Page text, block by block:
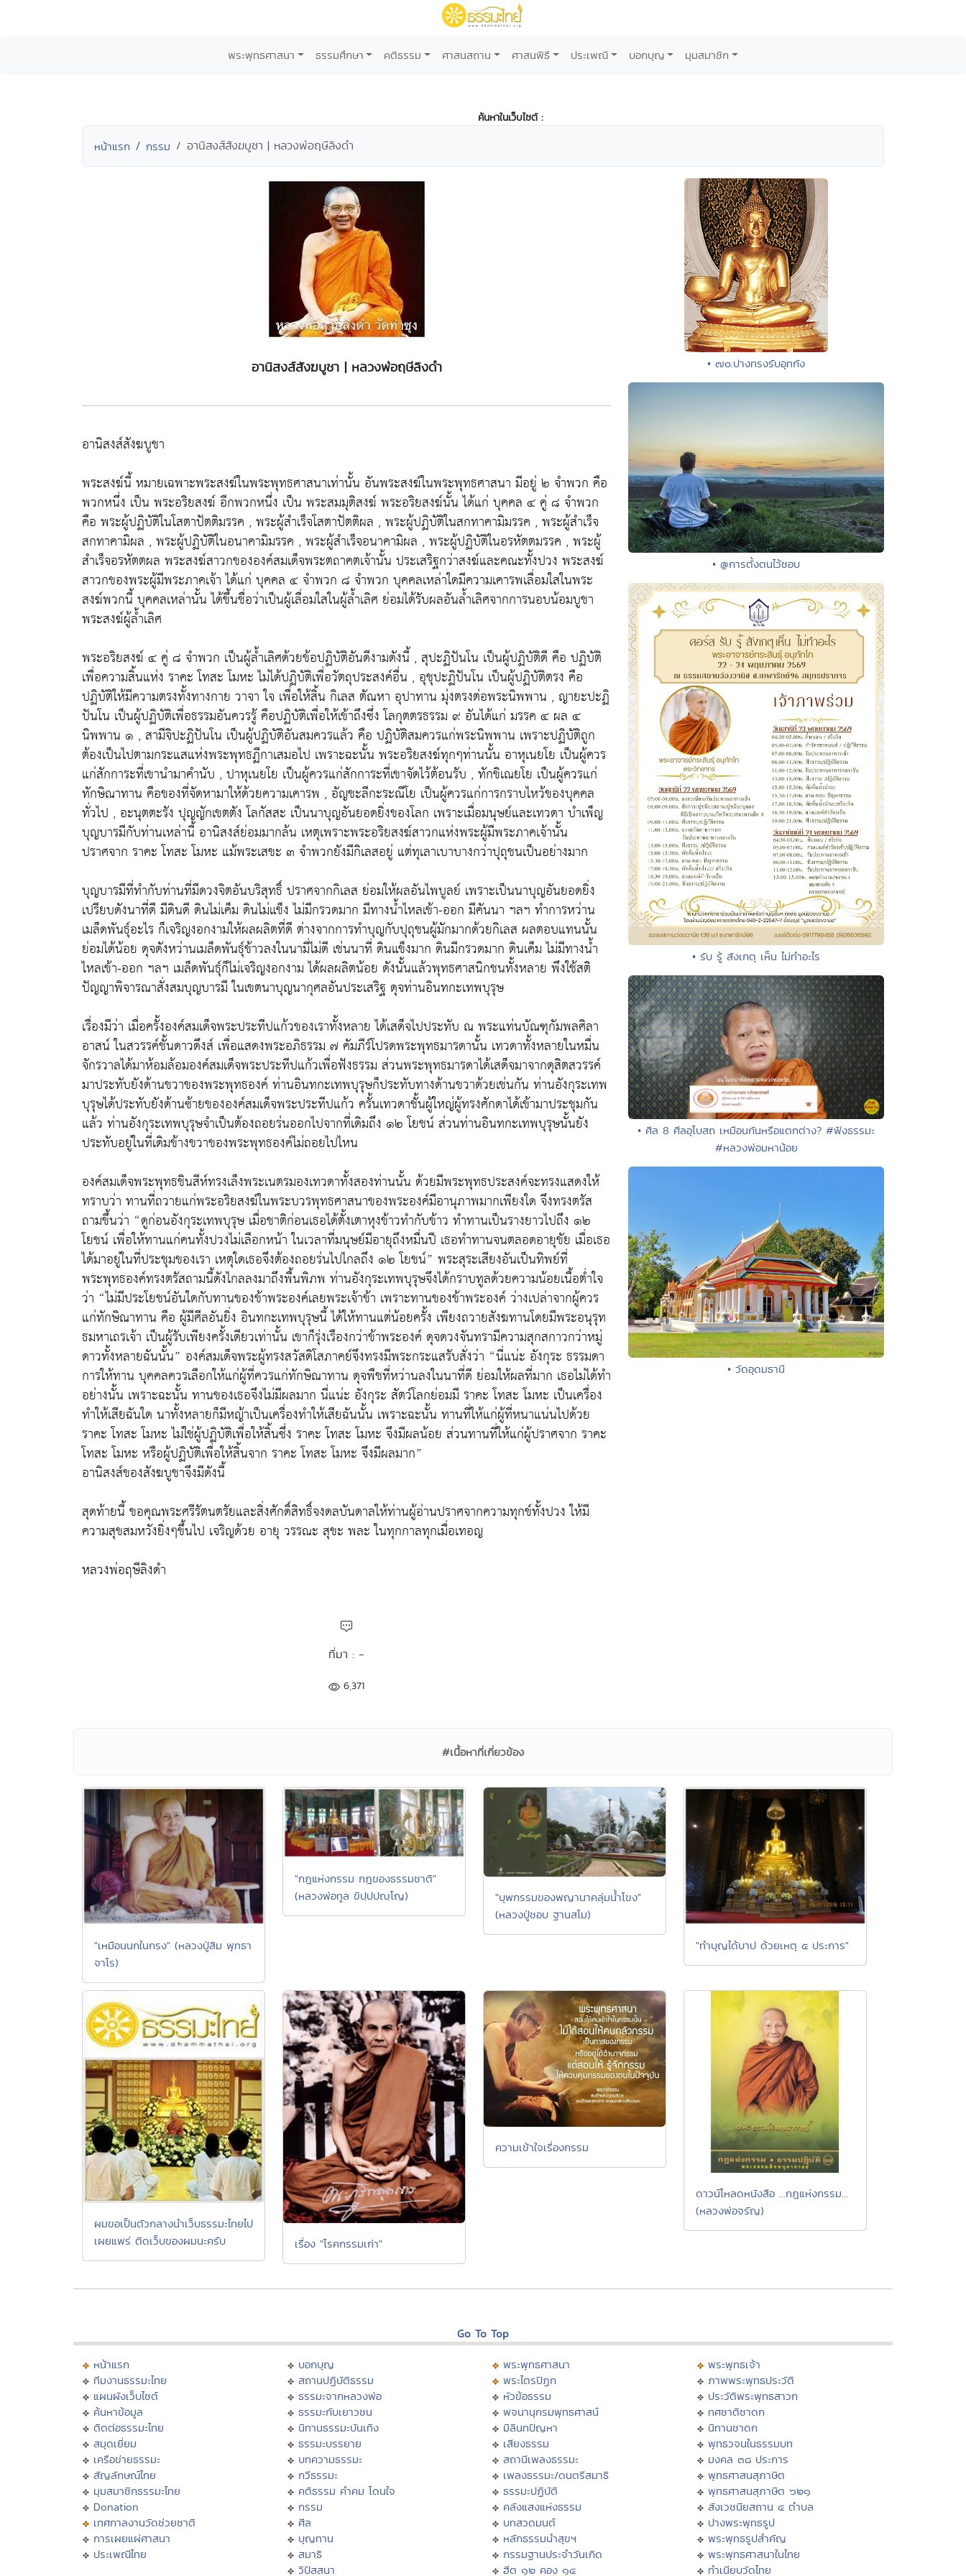
พระพุทธศาสนา ธรรมศึกษา คติธรรม ศาสนสถาน ศาสนพิธี ประเพณี บอกบุญ มุมสมาชิก
ค้นหาในเว็บไซต์ :
หน้าแรก กรรม อานิสงส์สังฆบูชา | หลวงพ่อฤษีลิงดำ
อานิสงส์สังฆบูชา | หลวงพ่อฤษีลิงดำ
อานิสงส์สังฆบูชา
พระสงฆ์นี้ หมายเฉพาะพระสงฆ์ในพระพุทธศาสนาเท่านั้น อันพระสงฆ์ในพระพุทธศาสนา มีอยู่ ๒ จำพวก คือ
พวกหนึ่ง เป็น พระอริยสงฆ์ อีกพวกหนึ่ง เป็น พระสมมุติสงฆ์ พระอริยสงฆ์นั้น ได้แก่ บุคคล ๔ คู่ ๘ จำพวก
คือ พระผู้ปฏิบัติในโสตาปัตติมรรค , พระผู้สำเร็จโสตาปัตติผล , พระผู้ปฏิบัติในสกทาคามิมรรค , พระผู้สำเร็จ
สกทาคามิผล , พระผู้ปฏิบัติในอนาคามิมรรค , พระผู้สำเร็จอนาคามิผล , พระผู้ปฏิบัติในอรหัตตมรรค , พระผู้
สำเร็จอรหัตตผล พระสงฆ์สาวกขององค์สมเด็จพระตถาคตเจ้านั้น ประเสริฐกว่าสงฆ์และคณะทั้งปวง พระสงฆ์
สาวกของพระผู้มีพระภาคเจ้า ได้แก่ บุคคล ๔ จำพวก ๘ จำพวก บุคคลเหล่าใดมีความเคารพเลื่อมใสในพระ
สงฆ์พวกนี้ บุคคลเหล่านั้น ได้ขึ้นชื่อว่าเป็นผู้เลื่อมใสในผู้ล้ำเลิศ ย่อมได้รับผลอันล้ำเลิศจากการนอบน้อมบูชา
พระสงฆ์ผู้ล้ำเลิศ
พระอริยสงฆ์ ๔ คู่ ๘ จำพวก เป็นผู้ล้ำเลิศด้วยข้อปฏิบัติอันดีงามดังนี้ , สุปะฏิปันโน เป็นผู้ปฏิบัติดี คือ ปฏิบัติ
เพื่อความสิ้นแห่ง ราคะ โทสะ โมหะ ไม่ได้ปฏิบัติเพื่อวัตถุประสงค์อื่น , อุชุปะฏิปันโน เป็นผู้ปฏิบัติตรง คือ
ปฏิบัติให้มีความตรงทั้งทางกาย วาจา ใจ เพื่อให้สิ้น กิเลส ตัณหา อุปาทาน มุ่งตรงต่อพระนิพพาน , ญายะปะฏิ
ปันโน เป็นผู้ปฏิบัติเพื่อธรรมอันควรรู้ คือปฏิบัติเพื่อให้เข้าถึงซึ่ง โลกุตตรธรรม ๙ อันได้แก่ มรรค ๔ ผล ๔
นิพพาน ๑ , สามีจิปะฏิปันโน เป็นผู้ปฏิบัติอันสมควรแล้ว คือ ปฏิบัติสมควรแก่พระนิพพาน เพราะปฏิบัติถูก
ต้องเป็นไปตามกระแสแห่งพระพุทธฏีกาเสมอไป เพราะฉะนั้น พระอริยสงฆ์ทุกๆท่านนั้น อาหุเนยโย เป็นผู้ควร
แก่สักการะที่เขานำมาคำนับ , ปาหุเนยโย เป็นผู้ควรแก่สักการะที่เขาจัดไว้ต้อนรับ , ทักขิเณยโย เป็นผู้ควรแก่
ทักษิณาทาน คือของที่จัดหามาให้ด้วยความเคารพ , อัญชะลีกะระณีโย เป็นผู้ควรแก่การกราบไหว้ของบุคคล
ทั่วไป , อะนุตตะรัง ปุญญักเขตตัง โลกัสสะ เป็นนาบุญอันยอดยิ่งของโลก เพราะเมื่อมนุษย์และเทวดา บำเพ็ญ
บุญบารมีกับท่านเหล่านี้ อานิสงส์ย่อมมากล้น เหตุเพราะพระอริยสงฆ์สาวกแห่งพระผู้มีพระภาคเจ้านั้น
ปราศจาก ราคะ โทสะ โมหะ แม้พระเสขะ ๓ จำพวกยังมีกิเลสอยู่ แต่ทุเลาเบาบางกว่าปุถุชนเป็นอย่างมาก
บุญบารมีที่ทำกับท่านที่มีดวงจิตอันบริสุทธิ์ ปราศจากกิเลส ย่อมให้ผลอันไพบูลย์ เพราะเป็นนาบุญอันยอดยิ่ง
เปรียบดังนาที่ดี มีดินดี ดินไม่เค็ม ดินไม่แข็ง ไม่มีกรวดมาก มีทางน้ำไหลเข้า-ออก มีคันนา ฯลฯ ทำการหว่าน
เมล็ดพันธุ์อะไร ก็เจริญงอกงามให้ผลผลิตที่ดี ต่างจากการทำบุญกับปุถุชนผู้มักมากด้วยกิเลส ผลตอบแทนนั้น
ย่อมได้น้อย ดุจดังหว่านเมล็ดพันธุ์ข้าวลงในนามี่ไม่ดี เช่นนาที่ ดินแข็งมาก ดินมีกรวดมาก ดินเค็ม ไม่มีทางน้ำ
ไหลเข้า-ออก ฯลฯ เมล็ดพันธุ์ก็ไม่เจริญงอกงาม ได้ผลผลิตน้อย ดังนั้นแล้วพุทธศาสนิกชนทั้งหลาย พึงใช้สติ
ปัญญาพิจารณาสั่งสมบุญบารมี ในเขตนาบุญนากุศลอันประเสริฐ ดุจท่านอินทกะเทพบุรุษ
เรื่องมีว่า เมื่อครั้งองค์สมเด็จพระประทีปแก้วของเราทั้งหลาย ได้เสด็จไปประทับ ณ พระแท่นบัณฑุกัมพลศิลา
อาสน์ ในสวรรค์ชั้นดาวดึงส์ เพื่อแสดงพระอภิธรรม ๗ คัมภีร์โปรดพระพุทธมารดานั้น เทวดาทั้งหลายในหมื่น
จักรวาลได้มาห้อมล้อมองค์สมเด็จพระประทีปแก้วเพื่อฟังธรรม ส่วนพระพุทธมารดาได้เสด็จมาจากดุสิตสวรรค์
มาประทับยังด้านขวาของพระพุทธองค์ ท่านอินทกะเทพบุรุษก็ประทับทางด้านขวาด้วยเช่นกัน ท่านอังกุระเทพ
บุรุษได้ประทับยังด้านซ้ายขององค์สมเด็จพระประทีปแก้ว ครั้นเทวดาชั้นผู้ใหญ่ผู้ทรงศักดาได้เข้ามาประชุมกัน
แล้ว ท่านอังกุระเทพบุรุษจำเป็นต้องถอยร่นออกไปจากที่เดิมถึง ๑๒ โยชน์ ส่วนท่านอินทกะเทพบุรุษนั้นยัง
ประทับอยู่ในที่เดิมข้างขวาของพระพุทธองค์ไม่ถอยไปไหน
องค์สมเด็จพระพุทธชินสีห์ทรงเล็งพระเนตรมองเทวดาทั้งสองท่านนั้น ด้วยมีพระพุทธประสงค์จะทรงแสดงให้
ทราบว่า ทานที่ถวายแก่พระอริยสงฆ์ในพระบวรพุทธศาสนาของพระองค์มีอานุภาพมากเพียงใด จึงทรงตรัส
ถามขึ้นว่า “ดูก่อนอังกุระเทพบุรุษ เมื่อชาติก่อนเธอได้ตั้งเตาหุงข้าวทำกับข้าว ทำทานเป็นรางยาวไปถึง ๑๒
โยชน์ เพื่อให้ทานแก่คนทั้งปวงไม่เลือกหน้า ในเวลาที่มนุษย์มีอายุถึงหมื่นปี เธอทำทานจนตลอดอายุขัย เมื่อเธอ
ได้มาอยู่ในที่ประชุมของเรา เหตุใดเธอจึงต้องถอยร่นไปไกลถึง ๑๒ โยชน์” พระสุระเสียงอันเป็นทิพย์ที่
พระพุทธองค์ทรงตรัสถามนี้ดังไกลลงมาถึงพื้นพิภพ ท่านอังกุระเทพบุรุษจึงได้กราบทูลด้วยความน้อยเนื้อต่ำใจ
ว่า “ไม่มีประโยชน์อันใดกับทานของข้าพระองค์เลยพระเจ้าข้า เพราะทานของข้าพระองค์ ว่างเปล่าจากผู้ควร
แก่ทักษิณาทาน คือ ผู้มีศีลอันยิ่ง อินทกะเทพบุรุษนี้ ได้ให้ทานแต่น้อยครั้ง เพียงถวายสังฆทานโดยมีพระอนุรุท
ธมหาเถรเจ้า เป็นผู้รับเพียงครั้งเดียวเท่านั้น เขาก็รุ่งเรืองกว่าข้าพระองค์ ดุจดวงจันทรามีความสุกสกาวกว่าหมู่
ดาวทั้งหลายฉันนั้น” องค์สมเด็จพระผู้ทรงสวัสดิโสภาคย์จึงทรงมีพระกระแสรับสั่งว่า “นี่แน่ะ อังกุระ ธรรมดา
การให้ทาน บุคคลควรเลือกให้แก่ผู้ที่ควรแก่ทักษิณาทาน ดุจพืชที่หว่านลงในนาที่ดี ย่อมให้ผลที่มาก เธอไม่ได้ทำ
อย่างนั้น เพราะฉะนั้น ทานของเธอจึงไม่มีผลมาก นี่แน่ะ อังกุระ สัตว์โลกย่อมมี ราคะ โทสะ โมหะ เป็นเครื่อง
ทำให้เสียฉันใด นาทั้งหลายก็มีหญ้าเป็นเครื่องทำให้เสียฉันนั้น เพราะฉะนั้น ทานที่ให้แก่ผู้ที่หนาแน่นไปด้วย
ราคะ โทสะ โมหะ ไม่ใช่ผู้ปฏิบัติเพื่อให้สิ้นซึ่ง ราคะ โทสะ โมหะ จึงมีผลน้อย ส่วนทานที่ให้แก่ผู้ปราศจาก ราคะ
โทสะ โมหะ หรือผู้ปฏิบัติเพื่อให้สิ้นจาก ราคะ โทสะ โมหะ จึงมีผลมาก”
อานิสงส์ของสังฆบูชาจึงมีดังนี้
สุดท้ายนี้ ขอคุณพระศรีรัตนตรัยและสิ่งศักดิ์สิทธิ์จงดลบันดาลให้ท่านผู้อ่านปราศจากความทุกข์ทั้งปวง ให้มี
ความสุขสมหวังยิ่งๆขึ้นไป เจริญด้วย อายุ วรรณะ สุขะ พละ ในทุกกาลทุกเมื่อเทอญ
หลวงพ่อฤษีลิงดำ
ที่มา : -
6,371
• ๗๐.ปางทรงรับอุทกัง
• @การตั้งตนไว้ชอบ
• รับ รู้ สังเกตุ เห็น ไม่ทำอะไร
• ศีล 8 ศีลอุโบสถ เหมือนกันหรือแตกต่าง? #ฟังธรรมะ
#หลวงพ่อมหาน้อย
• วัดอุดมธานี
#เนื้อหาที่เกี่ยวข้อง
"เหมือนนกในกรง" (หลวงปู่สิม พุทธา
จาโร)
"กฎแห่งกรรม กฎของธรรมชาติ"
(หลวงพ่อทูล ขิปฺปปญฺโญ)
"บุพกรรมของพญานาคลุ่มน้ำโขง"
(หลวงปู่ชอบ ฐานสโม)
"ทำบุญได้บาป ด้วยเหตุ ๕ ประการ"
ผมขอเป็นตัวกลางนำเว็บธรรมะไทยไป
เผยแพร่ ติดเว็บของผมนะครับ
เรื่อง "โรคกรรมเก่า"
ความเข้าใจเรื่องกรรม
ดาวน์โหลดหนังสือ ...กฎแห่งกรรม...
(หลวงพ่อจรัญ)
Go To Top
หน้าแรก
ทีมงานธรรมะไทย
แผนผังเว็บไซต์
ค้นหาข้อมูล
ติดต่อธรรมะไทย
สมุดเยี่ยม
เครือข่ายธรรมะ
สัญลักษณ์ไทย
มุมสมาชิกธรรมะไทย
Donation
เทศกาลงานวัดช่วยชาติ
การเผยแผ่ศาสนา
ประเพณีไทย
บอกบุญ
สถานปฏิบัติธรรม
ธรรมะจากหลวงพ่อ
ธรรมะกับเยาวชน
นิทานธรรมะบันเทิง
ธรรมะบรรยาย
บทความธรรมะ
กวีธรรมะ
คติธรรม คำคม โดนใจ
กรรม
ศีล
บุญทาน
สมาธิ
วิปัสสนา
พระพุทธศาสนา
พระไตรปิฏก
หัวข้อธรรม
พจนานุกรมพุทธศาสน์
มิลินทปัญหา
เสียงธรรม
สถานีเพลงธรรมะ
เพลงธรรมะ/ดนตรีสมาธิ
ธรรมะปฏิบัติ
คลังแสงแห่งธรรม
บทสวดมนต์
หลักธรรมนำสุขฯ
กรรมฐานประจำวันเกิด
ฮีต ๑๒ คอง ๑๔
พระพุทธเจ้า
ภาพพระพุทธประวัติ
ประวัติพระพุทธสาวก
ทศชาติชาดก
นิทานชาดก
พุทธวจนในธรรมบท
มงคล ๓๘ ประการ
พุทธศาสนสุภาษิต
พุทธศาสนสุภาษิต ๖๒๑
สังเวชนียสถาน ๔ ตำบล
ปางพระพุทธรูป
พระพุทธรูปสำคัญ
พระพุทธศาสนาในไทย
ทำเนียบวัดไทย